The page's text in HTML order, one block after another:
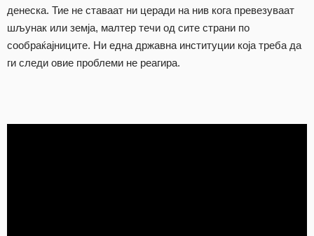
денеска. Тие не ставаат ни церади на нив кога превезуваат
шљунак или земја, малтер течи од сите страни по
сообраќајниците. Ни една државна институции која треба да
ги следи овие проблеми не реагира.